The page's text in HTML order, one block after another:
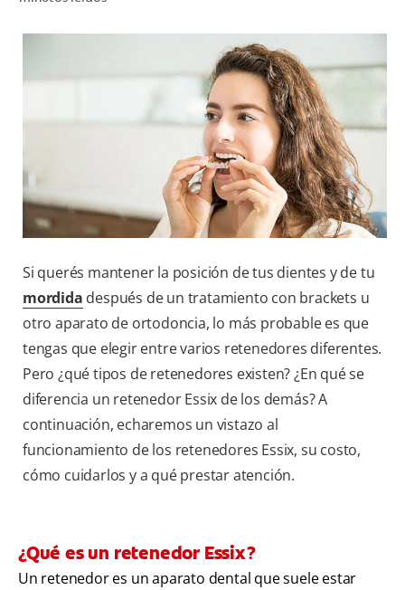
CORRESPONDENCIA DE PRODUCTOS
PARA PROFESIONALES
AR (ES)
SUSCRIBITE
Si querés mantener la posición de tus dientes y de tu
mordida después de un tratamiento con brackets u
otro aparato de ortodoncia, lo más probable es que
tengas que elegir entre varios retenedores diferentes.
Pero ¿qué tipos de retenedores existen? ¿En qué se
diferencia un retenedor Essix de los demás? A
continuación, echaremos un vistazo al
funcionamiento de los retenedores Essix, su costo,
cómo cuidarlos y a qué prestar atención.
¿Qué es un retenedor Essix?
Un retenedor es un aparato dental que suele estar